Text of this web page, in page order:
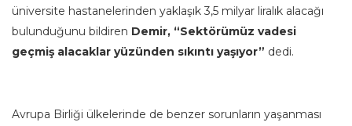
üniversite hastanelerinden yaklaşık 3,5 milyar liralık alacağı
bulunduğunu bildiren Demir, “Sektörümüz vadesi
geçmiş alacaklar yüzünden sıkıntı yaşıyor” dedi.
Avrupa Birliği ülkelerinde de benzer sorunların yaşanması